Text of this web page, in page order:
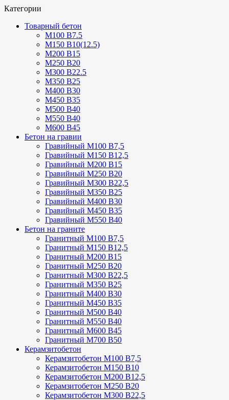
Категории
Товарный бетон
М100 В7.5
М150 В10(12.5)
М200 В15
М250 В20
М300 В22.5
М350 В25
М400 В30
М450 В35
М500 В40
М550 В40
М600 В45
Бетон на гравии
Гравийный М100 В7,5
Гравийный М150 В12,5
Гравийный М200 В15
Гравийный М250 В20
Гравийный М300 В22,5
Гравийный М350 В25
Гравийный М400 В30
Гравийный М450 В35
Гравийный М550 В40
Бетон на граните
Гранитный М100 В7,5
Гранитный М150 В12,5
Гранитный М200 В15
Гранитный М250 В20
Гранитный М300 В22,5
Гранитный М350 В25
Гранитный М400 В30
Гранитный М450 В35
Гранитный М500 В40
Гранитный М550 В40
Гранитный М600 В45
Гранитный М700 В50
Керамзитобетон
Керамзитобетон М100 В7,5
Керамзитобетон М150 В10
Керамзитобетон М200 В12,5
Керамзитобетон М250 В20
Керамзитобетон М300 В22,5